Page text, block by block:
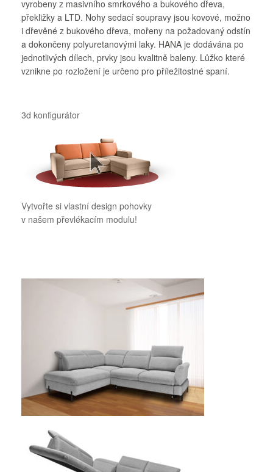
vyrobeny z masivního smrkového a bukového dřeva,
překližky a LTD. Nohy sedací soupravy jsou kovové, možno
i dřevěné z bukového dřeva, mořeny na požadovaný odstín
a dokončeny polyuretanovými laky. HANA je dodávána po
jednotlivých dílech, prvky jsou kvalitně baleny. Lůžko které
vznikne po rozložení je určeno pro příležitostné spaní.
3d konfigurátor
Vytvořte si vlastní design pohovky
v našem převlékacím modulu!